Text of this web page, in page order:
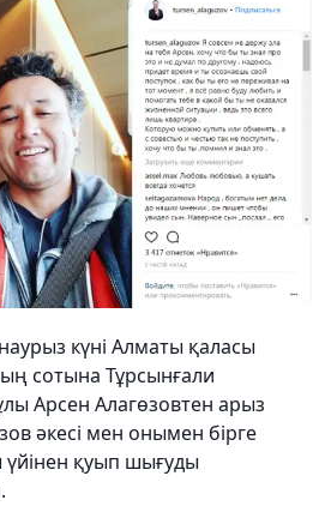
күні Алматы қаласы
сотына Тұрсынғали
Арсен Алагөзовтен арыз
әкесі мен онымен бірге
қуып шығуды